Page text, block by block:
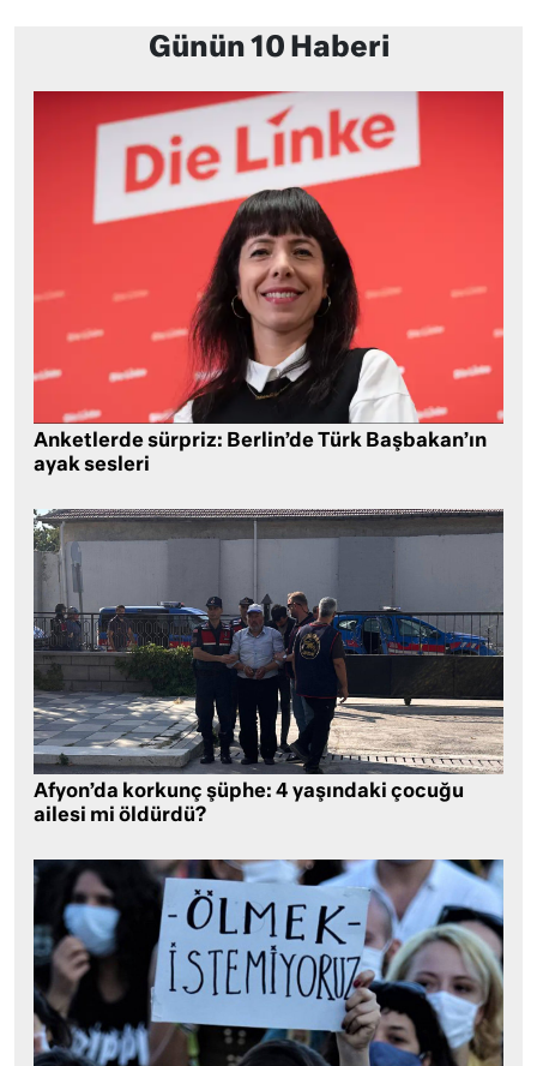
Günün 10 Haberi
Anketlerde sürpriz: Berlin’de Türk Başbakan’ın
ayak sesleri
Afyon’da korkunç şüphe: 4 yaşındaki çocuğu
ailesi mi öldürdü?